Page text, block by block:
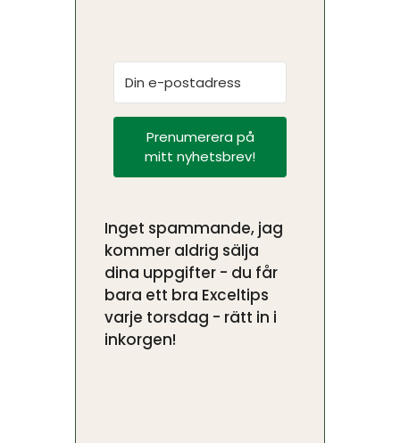
Prenumerera på
mitt nyhetsbrev!
Inget spammande, jag
kommer aldrig sälja
dina uppgifter - du får
bara ett bra Exceltips
varje torsdag - rätt in i
inkorgen!